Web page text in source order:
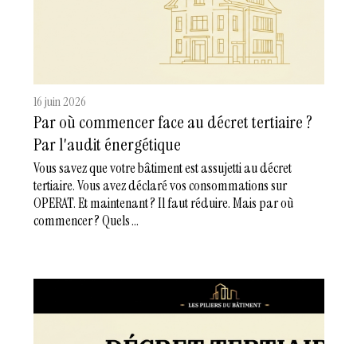
16 juin 2026
Par où commencer face au décret tertiaire ?
Par l'audit énergétique
Vous savez que votre bâtiment est assujetti au décret
tertiaire. Vous avez déclaré vos consommations sur
OPERAT. Et maintenant ? Il faut réduire. Mais par où
commencer ? Quels ...